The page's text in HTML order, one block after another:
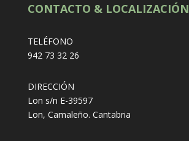
CONTACTO & LOCALIZACIÓN
TELÉFONO
942 73 32 26
DIRECCIÓN
Lon s/n E-39597
Lon, Camaleño. Cantabria